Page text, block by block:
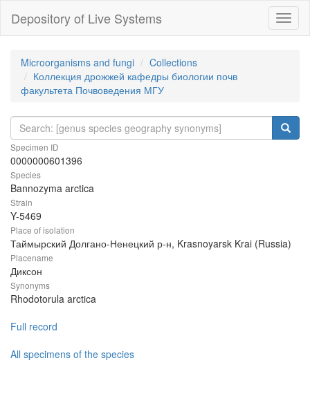
Depository of Live Systems
Microorganisms and fungi
Collections
Коллекция дрожжей кафедры биологии почв
факультета Почвоведения МГУ
Specimen ID
0000000601396
Species
Bannozyma arctica
Strain
Y-5469
Place of isolation
Таймырский Долгано-Ненецкий р-н, Krasnoyarsk Krai (Russia)
Placename
Диксон
Synonyms
Rhodotorula arctica
Full record
All specimens of the species